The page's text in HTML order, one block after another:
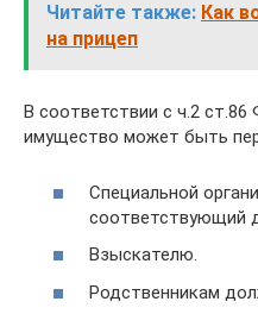
Читайте также: Как
на прицеп
В соответствии с ч.2
имущество может быть
Специальной
соответствующий
Взыскателю.
Родственникам